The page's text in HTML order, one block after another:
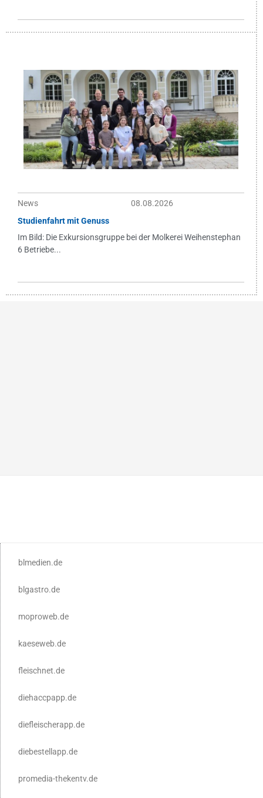
News
08.08.2026
Studienfahrt mit Genuss
Im Bild: Die Exkursionsgruppe bei der Molkerei Weihenstephan
6 Betriebe...
blmedien.de
blgastro.de
moproweb.de
kaeseweb.de
fleischnet.de
diehaccpapp.de
diefleischerapp.de
diebestellapp.de
promedia-thekentv.de